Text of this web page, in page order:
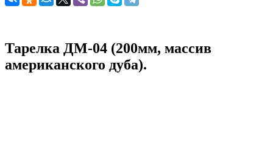
Тарелка ДМ-04 (200мм, массив
американского дуба).